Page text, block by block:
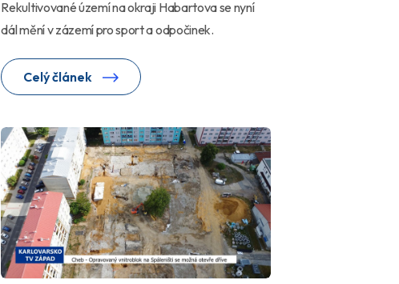
Rekultivované území na okraji Habartova se nyní
dál mění v zázemí pro sport a odpočinek.
Celý článek